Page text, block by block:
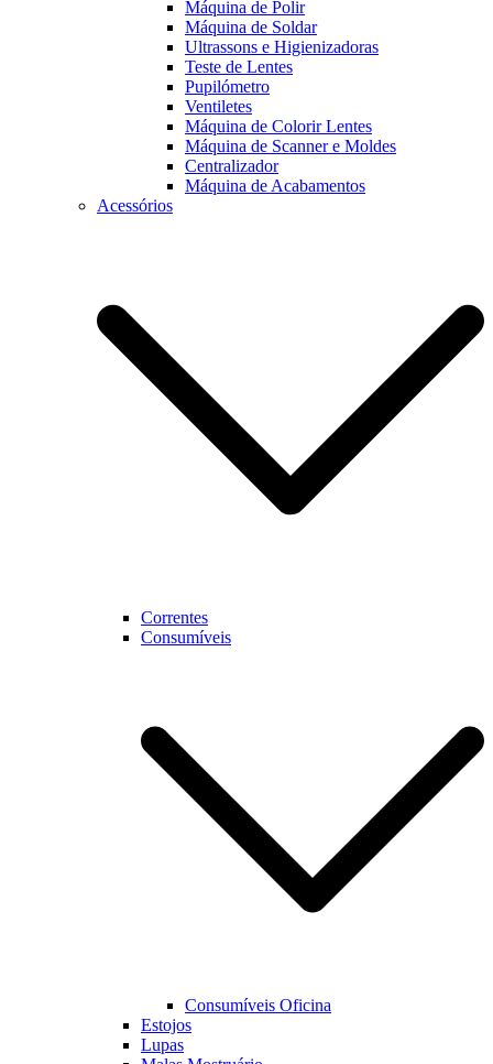
Máquina de Polir
Máquina de Soldar
Ultrassons e Higienizadoras
Teste de Lentes
Pupilómetro
Ventiletes
Máquina de Colorir Lentes
Máquina de Scanner e Moldes
Centralizador
Máquina de Acabamentos
Acessórios
Correntes
Consumíveis
Consumíveis Oficina
Estojos
Lupas